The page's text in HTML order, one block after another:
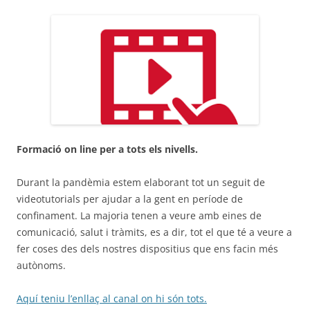
Formació on line per a tots els nivells.
Durant la pandèmia estem elaborant tot un seguit de
videotutorials per ajudar a la gent en període de
confinament. La majoria tenen a veure amb eines de
comunicació, salut i tràmits, es a dir, tot el que té a veure a
fer coses des dels nostres dispositius que ens facin més
autònoms.
Aquí teniu l’enllaç al canal on hi són tots.